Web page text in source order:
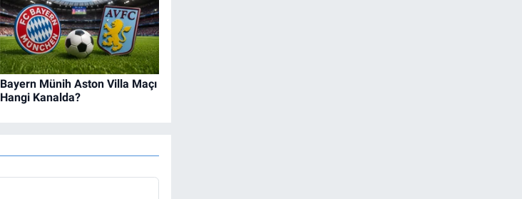
Bayern Münih Aston Villa Maçı
Hangi Kanalda?